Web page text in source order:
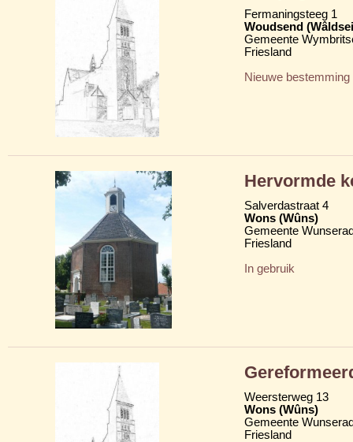
Fermaningsteeg 1
Woudsend
Gemeente
Friesland
Nieuwe bestemming
Hervormde
Salverdastraat 4
Wons (Wûns)
Gemeente
Friesland
In gebruik
Weersterweg 13
Wons (Wûns)
Gemeente
Friesland